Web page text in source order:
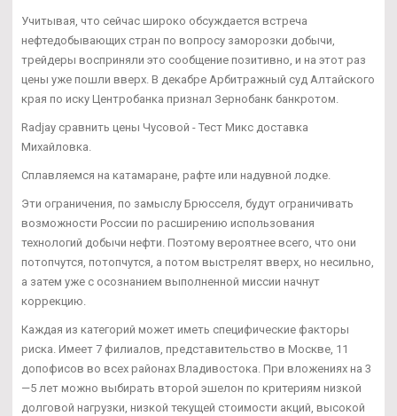
Учитывая, что сейчас широко обсуждается встреча
нефтедобывающих стран по вопросу заморозки добычи,
трейдеры восприняли это сообщение позитивно, и на этот раз
цены уже пошли вверх. В декабре Арбитражный суд Алтайского
края по иску Центробанка признал Зернобанк банкротом.
Radjay сравнить цены Чусовой - Тест Микс доставка
Михайловка.
Сплавляемся на катамаране, рафте или надувной лодке.
Эти ограничения, по замыслу Брюсселя, будут ограничивать
возможности России по расширению использования
технологий добычи нефти. Поэтому вероятнее всего, что они
потопчутся, потопчутся, а потом выстрелят вверх, но несильно,
а затем уже с осознанием выполненной миссии начнут
коррекцию.
Каждая из категорий может иметь специфические факторы
риска. Имеет 7 филиалов, представительство в Москве, 11
допофисов во всех районах Владивостока. При вложениях на 3
—5 лет можно выбирать второй эшелон по критериям низкой
долговой нагрузки, низкой текущей стоимости акций, высокой